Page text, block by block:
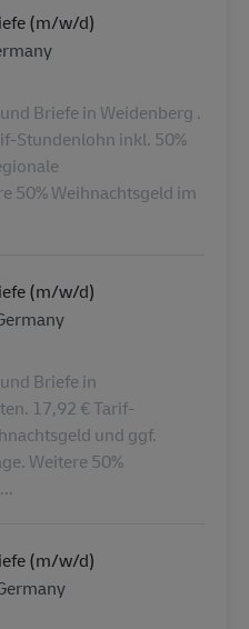
(m/w/d)
Briefe in Weidenberg .
Stundenlohn inkl. 50%
50% Weihnachtsgeld im
(m/w/d)
Briefe in
17,92 € Tarif-
und ggf.
Weitere 50%
(m/w/d)